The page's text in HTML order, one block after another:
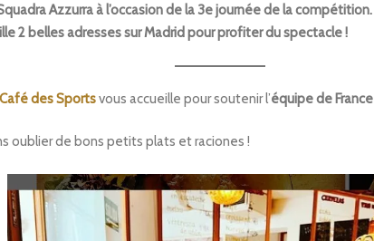
Azzurra à l’occasion de la 3e journée de la compétition.
2 belles adresses sur Madrid pour profiter du spectacle !
Café des Sportsvous accueille pour soutenir l’équipe de France
oublier de bons petits plats et raciones !